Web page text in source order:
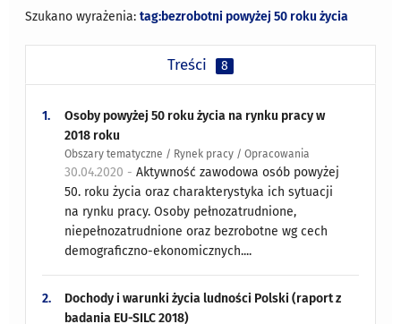
Szukano wyrażenia:tag:bezrobotni powyżej 50 roku życia
Treści 8
1.
Osoby powyżej 50 roku życia na rynku pracy w
2018 roku
Obszary tematyczne / Rynek pracy / Opracowania
30.04.2020 -Aktywność zawodowa osób powyżej
50. roku życia oraz charakterystyka ich sytuacji
na rynku pracy. Osoby pełnozatrudnione,
niepełnozatrudnione oraz bezrobotne wg cech
demograficzno-ekonomicznych....
2.
Dochody i warunki życia ludności Polski (raport z
badania EU-SILC 2018)